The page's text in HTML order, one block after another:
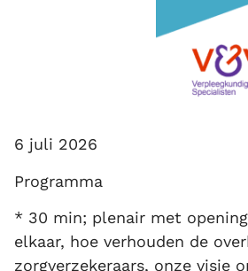
6 juli 2026
Programma
* 30 min; plenair met
elkaar, hoe verhouden de
zorgverzekeraars, onze visie